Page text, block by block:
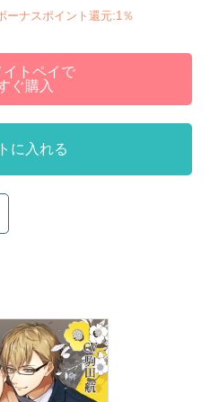
ーナスポイント還元:1％
イトペイで
ぐ購入
に入れる